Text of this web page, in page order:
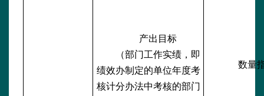
产出目标
（部门工作实绩，即
绩效办制定的单位年度考
核计分办法中考核的部门
数量